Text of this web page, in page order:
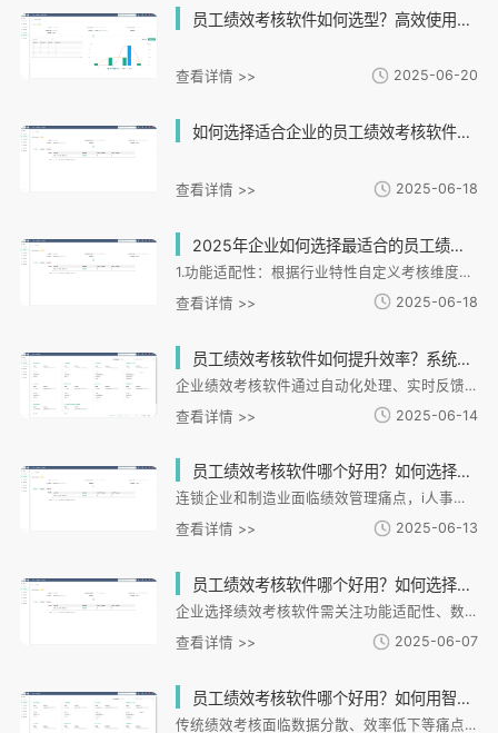
员工绩效考核软件如何选型？高效使用技巧助你提升考核效果！
查看详情 >> 2025-06-20
如何选择适合企业的员工绩效考核软件提升团队效率？
查看详情 >> 2025-06-18
2025年企业如何选择最适合的员工绩效考核软件？
1.功能适配性：根据行业特性自定义考核维度，支持KPI权重分配等灵活配置2.数据安全：采用银行级加密与权限分级管理，内置合规校验功能3.用户体验：智能引导简化操作，移动端适配，支持考核模板复用4.数据分析：多维度可视化看板，AI异常分析，自定义报表输出5.实施服务：全流程陪伴式实施，7×12小时支持，持续优化建议6.未来趋势：AI深度应用与人性化设计结合，如智能目标拆解和心理健康预警。
查看详情 >>
2025-06-18
员工绩效考核软件如何提升效率？系统选型要注意哪些关键指标？
企业绩效考核软件通过自动化处理、实时反馈和数据整合三大功能提升管理效率，解决传统人工考核的弊端。选型需关注功能适配性、数据安全性、移动端支持、培训联动和系统扩展性五大指标。i人事HR管理系统作为典型案例，支持多维度考核设计、数据加密和移动端操作，并能根据考核结果智能推荐培训课程，帮助连锁企业显著缩短核算周期、提升申诉处理效率，实现高效绩效管理闭环。
查看详情 >>
2025-06-14
员工绩效考核软件哪个好用？如何选择适合企业的绩效管理系统？
连锁企业和制造业面临绩效管理痛点，i人事系统提供灵活适配、数据整合和实时反馈三大核心能力。其智能绩效模块支持多维度考核规则、实时排名、绩效与培训联动，并能对接业务数据实现精准激励。选型需关注业务适配性、数据整合和执行效率，i人事通过低代码配置和移动端功能满足需求。典型案例显示，该系统帮助餐饮企业实现差异化考核，制造业减少核算纠纷。i人事以"灵活配置+数据驱动"助力企业转向数字化绩效管理，3个月内效率提升50%以上。
查看详情 >>
2025-06-13
员工绩效考核软件哪个好用？如何选择适合企业的考核系统？
企业选择绩效考核软件需关注功能适配性、数据整合能力和用户体验。i人事系统凭借多维度考核、绩效培训联动和灵活架构等优势，特别适合连锁与制造企业。建议企业根据规模、行业特性和成本效益选择系统，优先考虑功能适配、数据互通和服务保障的产品，以实现绩效管理闭环。
查看详情 >>
2025-06-07
员工绩效考核软件哪个好用？如何用智能系统提升考核效率？
传统绩效考核面临数据分散、效率低下等痛点，智能系统通过自动化计算、实时数据联动等功能提升效率。i人事作为连锁行业人力资源管理系统，提供灵活绩效方案、实时排名预警等特色功能，帮助吉源餐饮、大微物流等企业实现绩效管理升级。选择系统需关注行业适配性、数据整合能力等要素。i人事通过一体化设计和低代码平台，助力企业将绩效考核与员工发展深度结合，推动管理数字化转型。